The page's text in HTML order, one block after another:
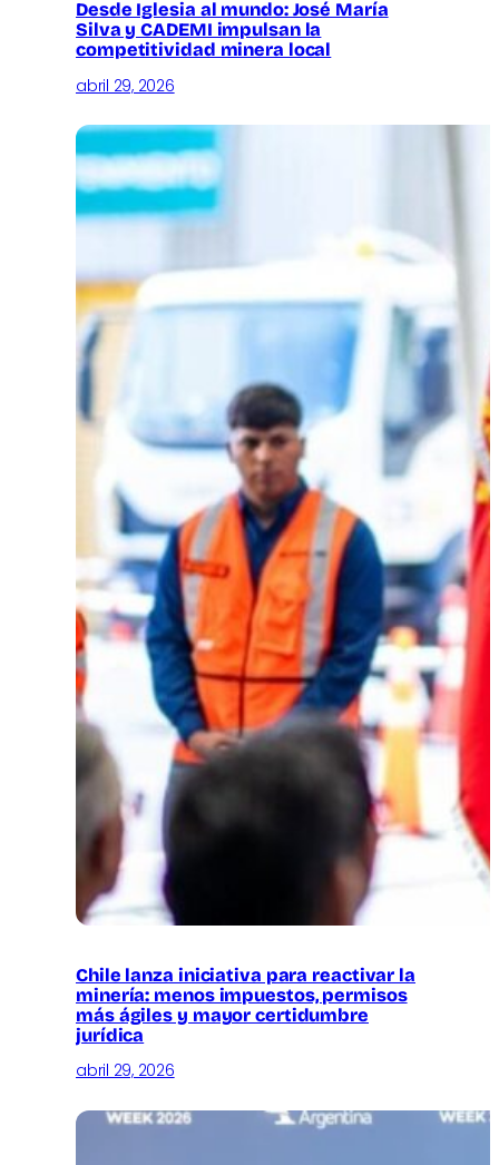
Desde Iglesia al mundo: José María
Silva y CADEMI impulsan la
competitividad minera local
abril 29, 2026
Chile lanza iniciativa para reactivar la
minería: menos impuestos, permisos
más ágiles y mayor certidumbre
jurídica
abril 29, 2026